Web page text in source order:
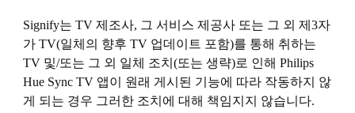
Signify는 TV 제조사, 그 서비스 제공사 또는 그 외 제3자
가 TV(일체의 향후 TV 업데이트 포함)를 통해 취하는
TV 및/또는 그 외 일체 조치(또는 생략)로 인해 Philips
Hue Sync TV 앱이 원래 게시된 기능에 따라 작동하지 않
게 되는 경우 그러한 조치에 대해 책임지지 않습니다.